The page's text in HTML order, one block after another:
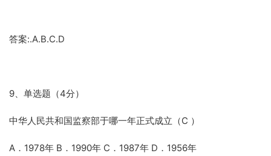
答案:.A.B.C.D
9、单选题（4分）
中华人民共和国监察部于哪一年正式成立（C ）
A．1978年 B．1990年 C．1987年 D．1956年